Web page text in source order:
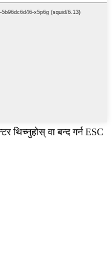
थिच्नुहोस् वा बन्द गर्न ESC